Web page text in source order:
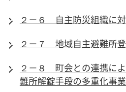
２－６ 自主防災組織に
２－７ 地域自主避難所
２－８ 町会との連携に
難所解錠手段の多重化事業